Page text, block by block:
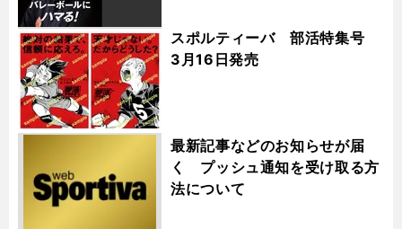
スポルティーバ 部活特集号
3月16日発売
最新記事などのお知らせが届
く プッシュ通知を受け取る方
法について